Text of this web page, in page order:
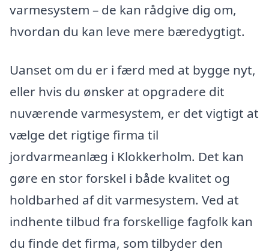
varmesystem – de kan rådgive dig om,
hvordan du kan leve mere bæredygtigt.
Uanset om du er i færd med at bygge nyt,
eller hvis du ønsker at opgradere dit
nuværende varmesystem, er det vigtigt at
vælge det rigtige firma til
jordvarmeanlæg i Klokkerholm. Det kan
gøre en stor forskel i både kvalitet og
holdbarhed af dit varmesystem. Ved at
indhente tilbud fra forskellige fagfolk kan
du finde det firma, som tilbyder den